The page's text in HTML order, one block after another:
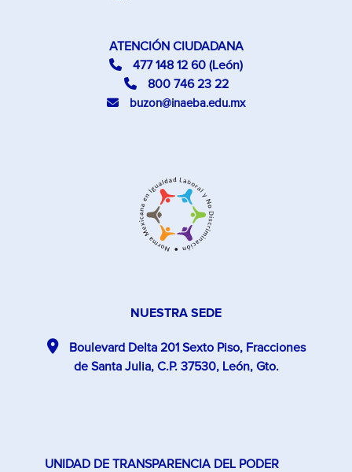
ATENCIÓN CIUDADANA
477 148 12 60 (León)
800 746 23 22
buzon@inaeba.edu.mx
NUESTRA SEDE
Boulevard Delta 201 Sexto Piso, Fracciones
de Santa Julia, C.P. 37530, León, Gto.
UNIDAD DE TRANSPARENCIA DEL PODER